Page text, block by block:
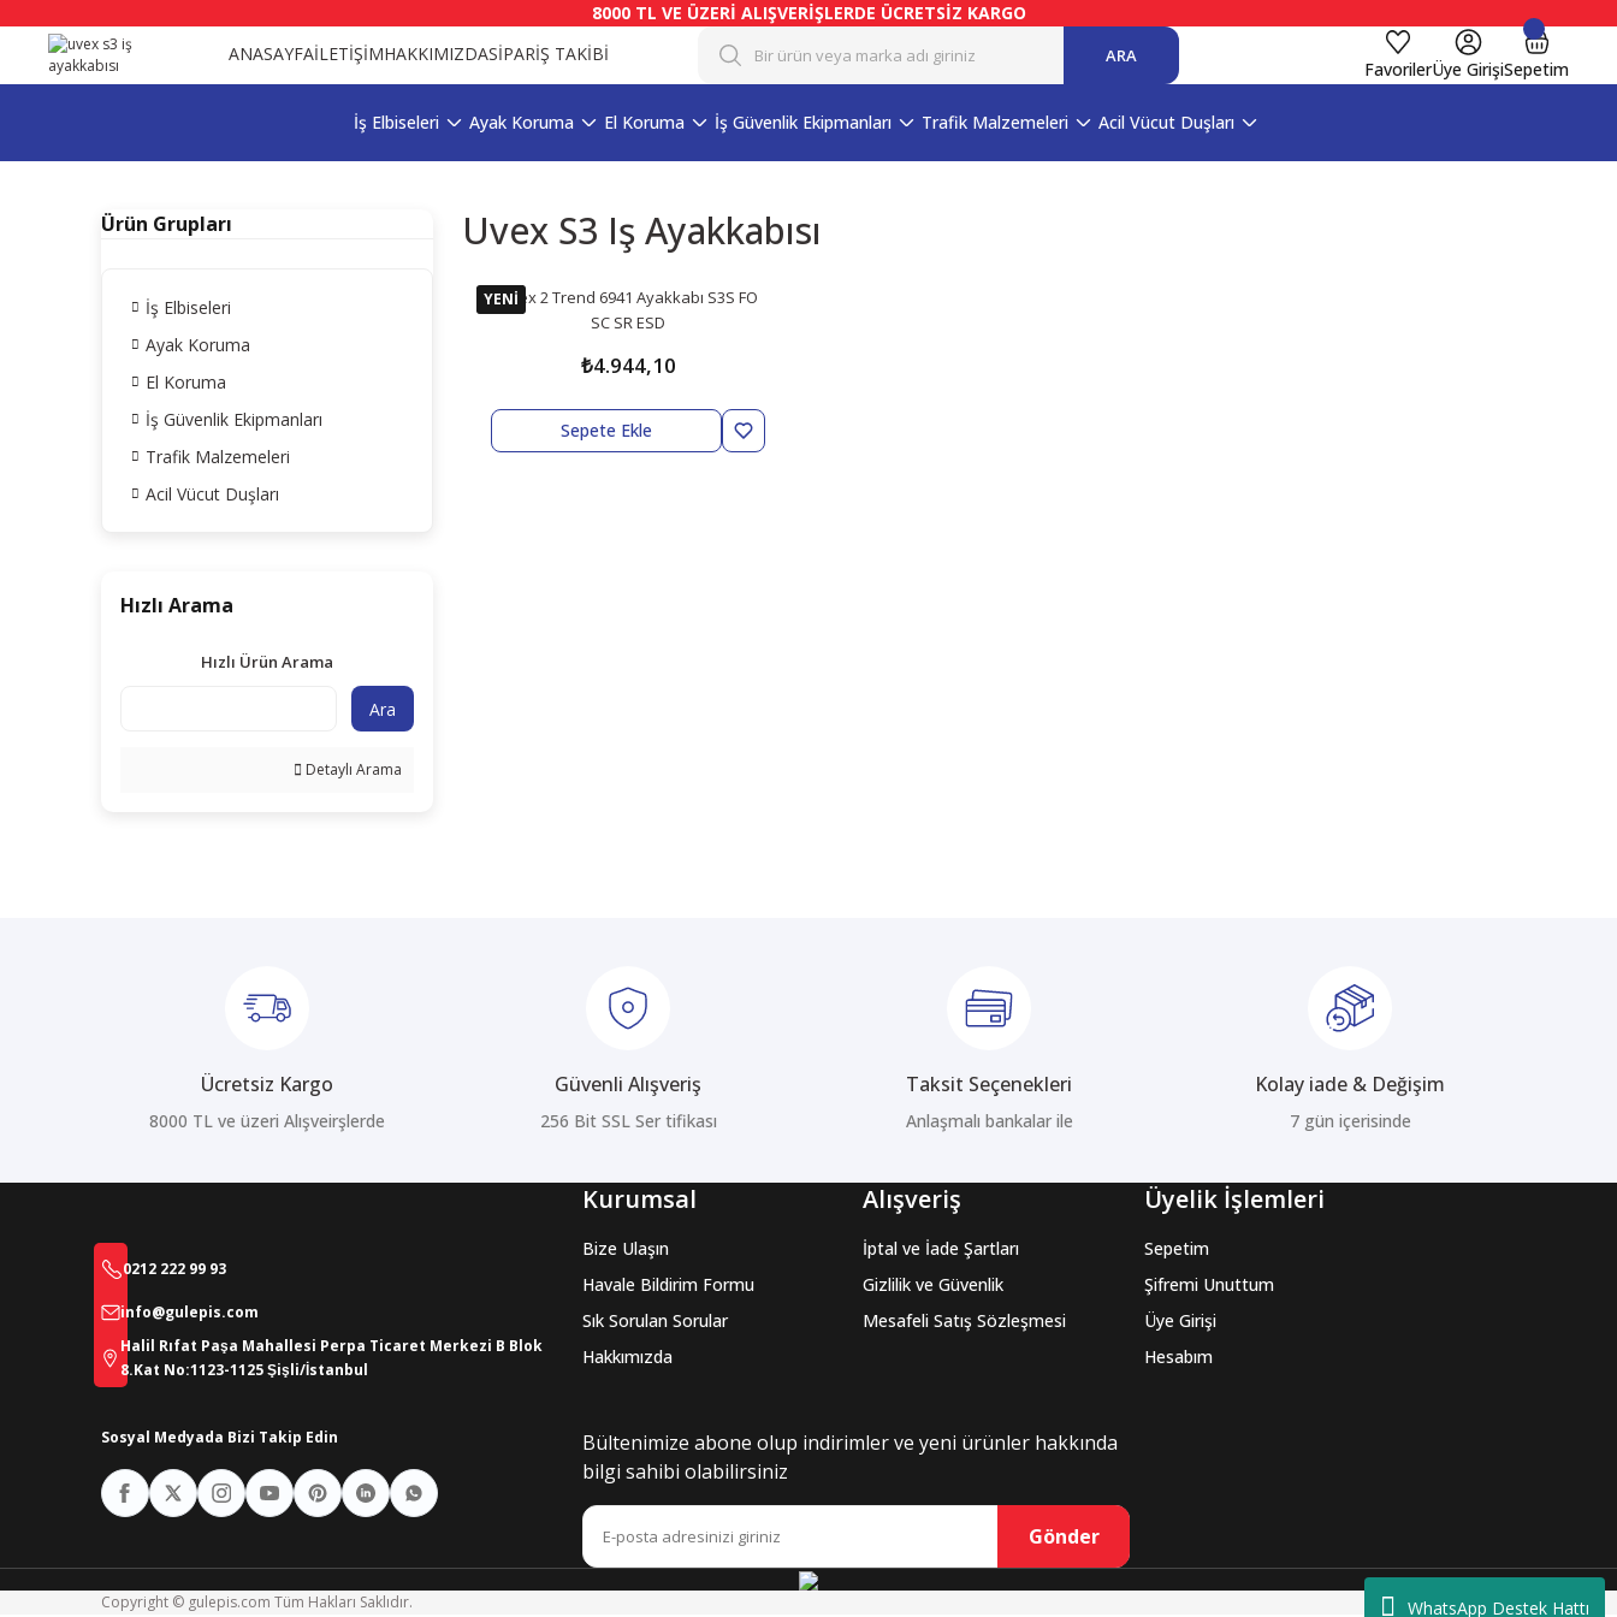
WhatsApp Destek Hattı
8000 TL VE ÜZERİ ALIŞVERİŞLERDE ÜCRETSİZ KARGO
ANASAYFAİLETİŞİMHAKKIMIZDASİPARİŞ TAKİBİ ARA
FavorilerÜye GirişiSepetim
İş Elbiseleri Ayak Koruma El Koruma İş Güvenlik Ekipmanları Trafik Malzemeleri Acil Vücut Duşları
Ürün Grupları
İş Elbiseleri
Ayak Koruma
El Koruma
İş Güvenlik Ekipmanları
Trafik Malzemeleri
Acil Vücut Duşları
Hızlı Arama
Hızlı Ürün Arama
Ara
Detaylı Arama
Uvex S3 Iş Ayakkabısı
YENİUvex 2 Trend 6941 Ayakkabı S3S FO
SC SR ESD
₺4.944,10
Sepete Ekle
Ücretsiz Kargo
8000 TL ve üzeri Alışveirşlerde
Güvenli Alışveriş
256 Bit SSL Ser tifikası
Taksit Seçenekleri
Anlaşmalı bankalar ile
Kolay iade & Değişim
7 gün içerisinde
0212 222 99 93
info@gulepis.com
Halil Rıfat Paşa Mahallesi Perpa Ticaret Merkezi B Blok
8.Kat No:1123-1125 Şişli/İstanbul
Sosyal Medyada Bizi Takip Edin
Kurumsal
Bize Ulaşın
Havale Bildirim Formu
Sık Sorulan Sorular
Hakkımızda
Alışveriş
İptal ve İade Şartları
Gizlilik ve Güvenlik
Mesafeli Satış Sözleşmesi
Üyelik İşlemleri
Sepetim
Şifremi Unuttum
Üye Girişi
Hesabım
Bültenimize abone olup indirimler ve yeni ürünler hakkında
bilgi sahibi olabilirsiniz
Gönder
Copyright © gulepis.com Tüm Hakları Saklıdır.